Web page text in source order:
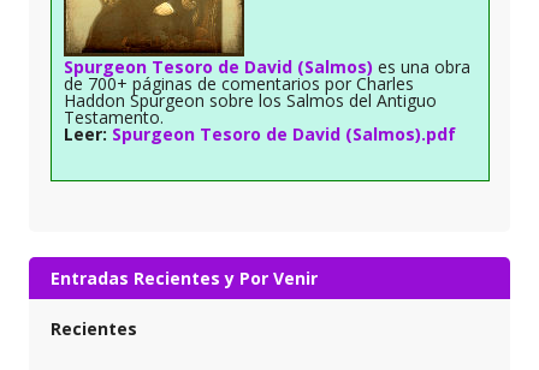
Spurgeon Tesoro de David (Salmos) es una obra
de 700+ páginas de comentarios por Charles
Haddon Spurgeon sobre los Salmos del Antiguo
Testamento.
Leer: Spurgeon Tesoro de David (Salmos).pdf
Entradas Recientes y Por Venir
Recientes